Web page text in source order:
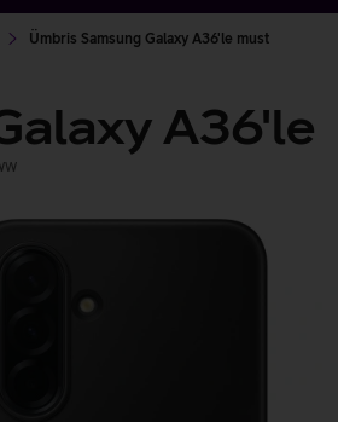
Ümbris Samsung Galaxy A36'le must
A36'le